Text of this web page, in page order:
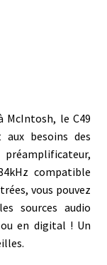
McIntosh, le C49
besoins des
compatible
vous pouvez
sources audio
en digital ! Un